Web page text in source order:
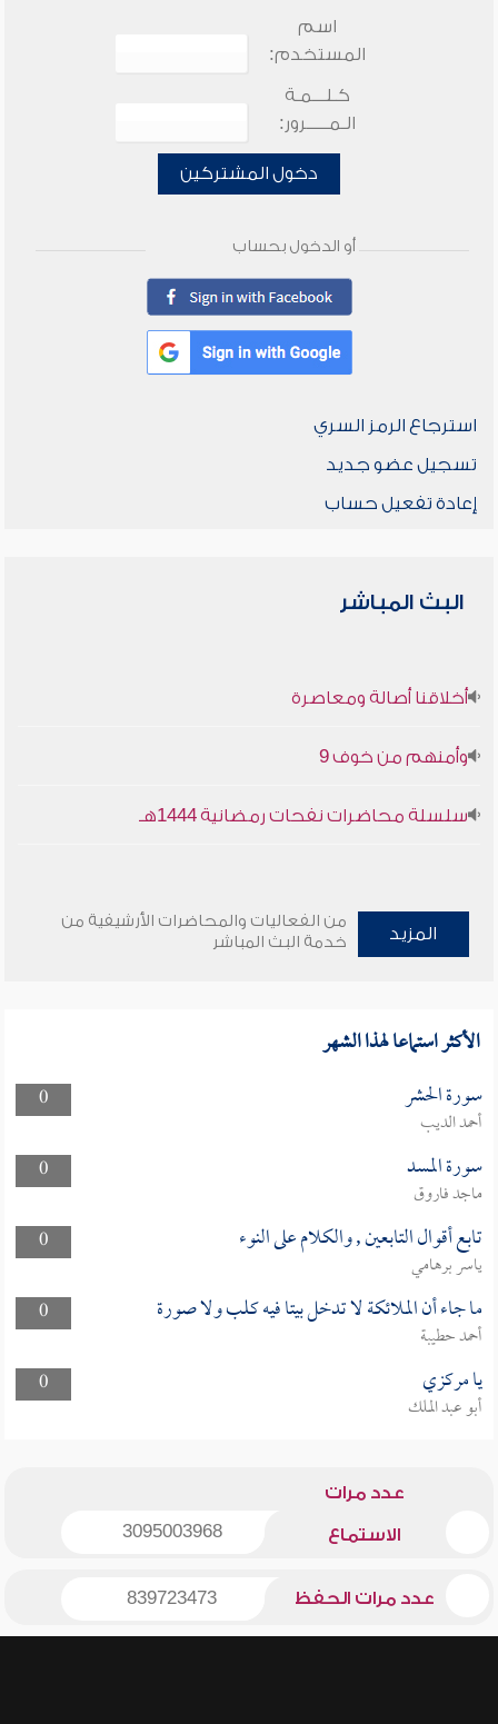
اسم
المستخدم:
كـلـــمـة
الـمـــــرور:
دخول المشتركين
أو الدخول بحساب
استرجاع الرمز السري
تسجيل عضو جديد
إعادة تفعيل حساب
البث المباشر
أخلاقنا أصالة ومعاصرة
وأمنهم من خوف 9
سلسلة محاضرات نفحات رمضانية 1444هـ
المزيد
من الفعاليات والمحاضرات الأرشيفية من
خدمة البث المباشر
الأكثر استماعا لهذا الشهر
0 سورة الحشر
أحمد الديب
0
سورة المسد
ماجد فاروق
0
تابع أقوال التابعين , والكلام على النوء
ياسر برهامي
0
ما جاء أن الملائكة لا تدخل بيتا فيه كلب ولا صورة
أحمد حطيبة
0
يا مركزي
أبو عبد الملك
عدد مرات
الاستماع 3095003968
عدد مرات الحفظ 839723473